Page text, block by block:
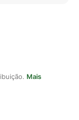
Mais